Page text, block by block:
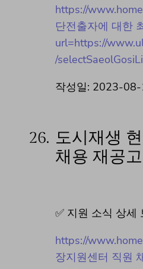
https://
단전출자에 대한
url=https://
/
작성일: 2023-
26. 도시재생
채용 재공고
✅ 지원 소식 상세
https://
장지원센터 직원